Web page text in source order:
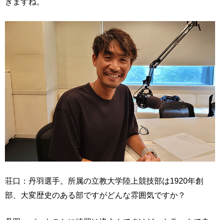
荘口：丹羽選手。所属の立教大学陸上競技部は1920年創
部、大変歴史のある部ですがどんな雰囲気ですか？